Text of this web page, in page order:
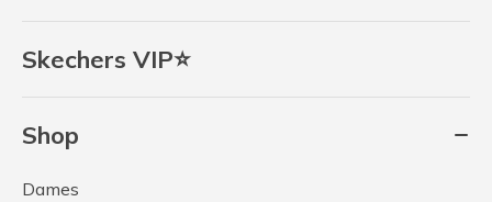
Skechers VIP⭐
Shop
Dames